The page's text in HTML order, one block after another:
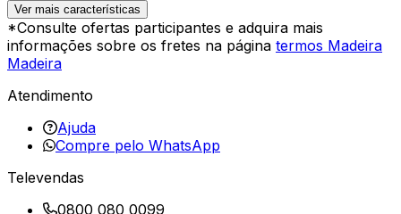
Ver mais características
*Consulte ofertas participantes e adquira mais
informações sobre os fretes na página termos Madeira
Madeira
Atendimento
Ajuda
Compre pelo WhatsApp
Televendas
0800 080 0099